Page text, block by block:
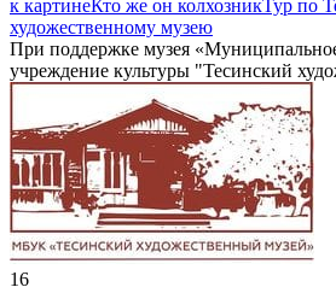
к картинеКто же он колхозникТур по
художественному музею
При поддержке музея
учреждение культуры "Тесинский
16